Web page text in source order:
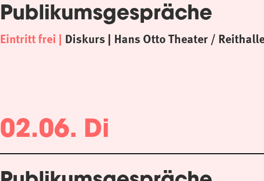
Publikumsgespräche
Eintritt frei Diskurs Hans Otto Theater /
02.06. Di